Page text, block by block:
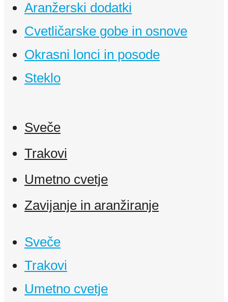
Aranžerski dodatki
Cvetličarske gobe in osnove
Okrasni lonci in posode
Steklo
Sveče
Trakovi
Umetno cvetje
Zavijanje in aranžiranje
Sveče
Trakovi
Umetno cvetje